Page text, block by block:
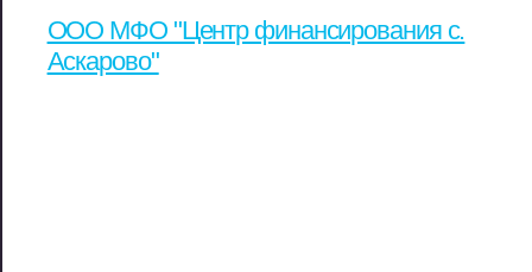
ООО МФО "Центр финансирования с.
Аскарово"